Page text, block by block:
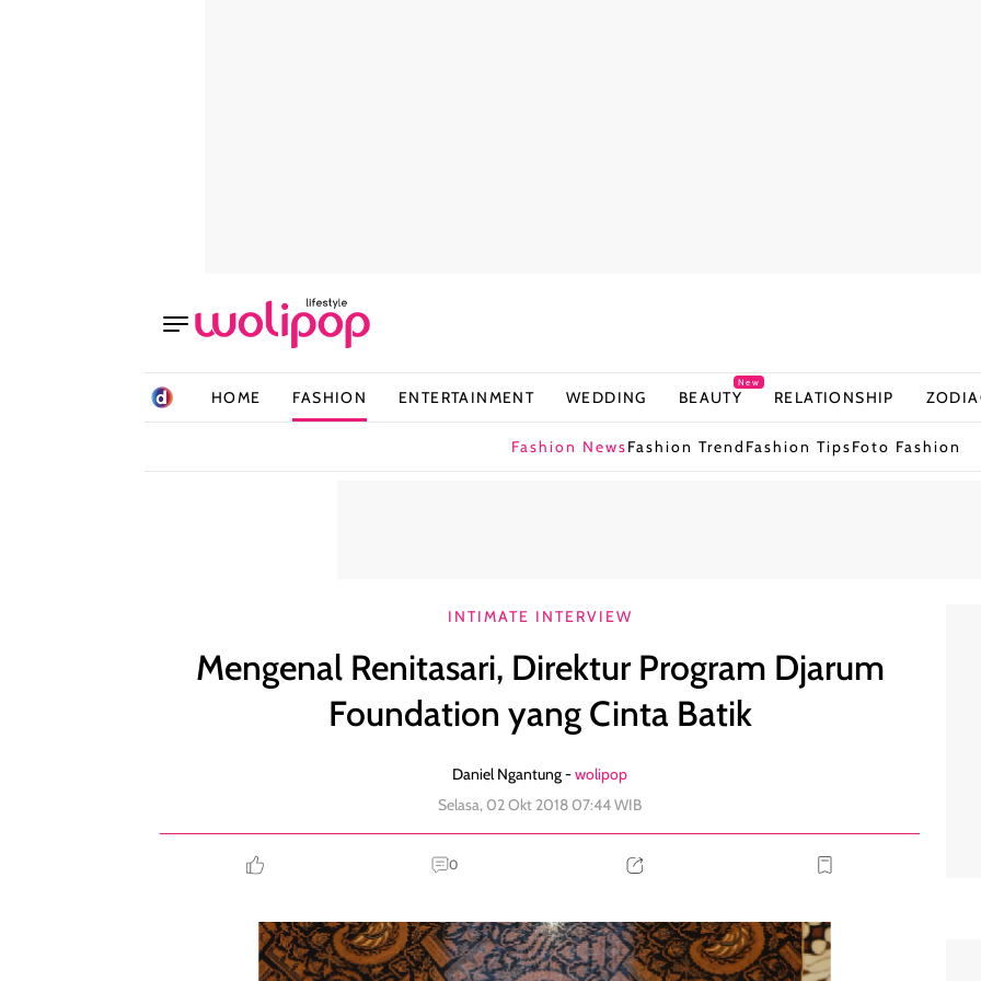
HOME FASHION ENTERTAINMENT WEDDING BEAUTY
New
RELATIONSHIP
Fashion NewsFashion Trend Fashion TipsFoto Fashion
INTIMATE INTERVIEW
Mengenal Renitasari, Direktur Program Djarum
Foundation yang Cinta Batik
Daniel Ngantung -wolipop
Selasa, 02 Okt 2018 07:44 WIB
0